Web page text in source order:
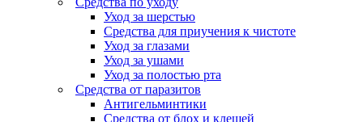
Уход за шерстью
Средства для приучения к чистоте
Уход за глазами
Уход за ушами
Уход за полостью рта
Средства от паразитов
Антигельминтики
Средства от блох и клещей